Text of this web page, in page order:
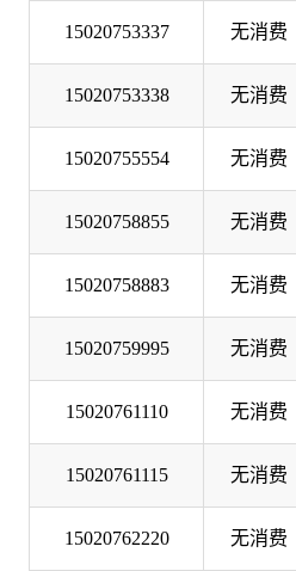
15020753337 无消费
15020753338 无消费
15020755554 无消费
15020758855 无消费
15020758883 无消费
15020759995 无消费
15020761110 无消费
15020761115 无消费
15020762220 无消费